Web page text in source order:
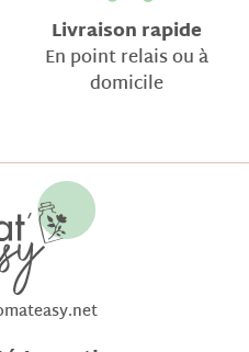
Livraison rapide
En point relais ou à
domicile